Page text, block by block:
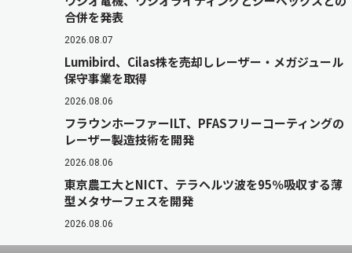
合併を発表
2026.08.07
Lumibird、Cilas株を売却しレーザー・メガジュール
保守事業を取得
2026.08.06
フラウンホーファーILT、PFASフリーコーティングの
レーザー製造技術を開発
2026.08.06
東京農工大とNICT、テラヘルツ波を95％吸収する薄
型メタサーフェスを開発
2026.08.06